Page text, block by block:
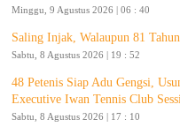
Minggu, 9 Agustus 2026 | 06 : 40
Saling Injak, Walaupun 81
Sabtu, 8 Agustus 2026 | 19 : 52
48 Petenis Siap Adu Gengsi,
Executive Iwan Tennis Club
Sabtu, 8 Agustus 2026 | 17 : 10